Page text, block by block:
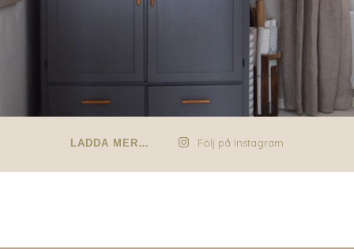
LADDA MER… Följ på Instagram